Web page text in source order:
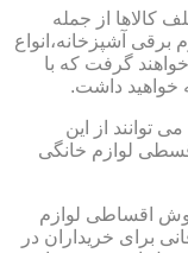
کالاها از جمله
برقی آشپزخانه،انواع
گرفت که با
خواهید داشت.
توانند از این
لوازم خانگی
اقساطی لوازم
برای خریداران در